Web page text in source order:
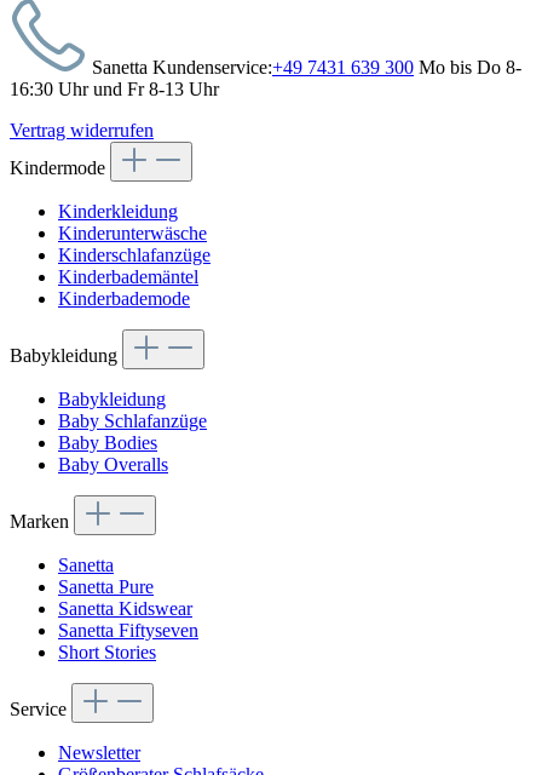
Sanetta Kundenservice:+49 7431 639 300 Mo bis Do 8-
16:30 Uhr und Fr 8-13 Uhr
Vertrag widerrufen
Kindermode
Kinderkleidung
Kinderunterwäsche
Kinderschlafanzüge
Kinderbademäntel
Kinderbademode
Babykleidung
Babykleidung
Baby Schlafanzüge
Baby Bodies
Baby Overalls
Marken
Sanetta
Sanetta Pure
Sanetta Kidswear
Sanetta Fiftyseven
Short Stories
Service
Newsletter